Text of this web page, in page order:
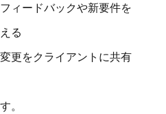
ィードバックや新要件を
る
更をクライアントに共有
。